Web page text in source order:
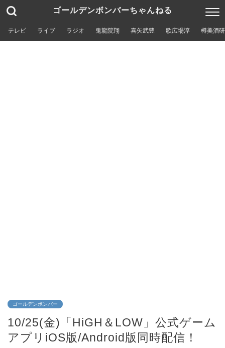
ゴールデンボンバーちゃんねる
テレビ ライブ ラジオ 鬼龍院翔 喜矢武豊 歌広場淳 樽美酒
ゴールデンボンバー
10/25(金)「HiGH＆LOW」公式ゲーム
アプリiOS版/Android版同時配信！